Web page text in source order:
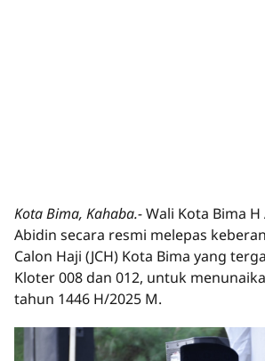
Kota Bima, Kahaba.-Wali Kota Bima H
Abidin secara resmi melepas
Calon Haji (JCH) Kota Bima yang
Kloter 008 dan 012, untuk
tahun 1446 H/2025 M.